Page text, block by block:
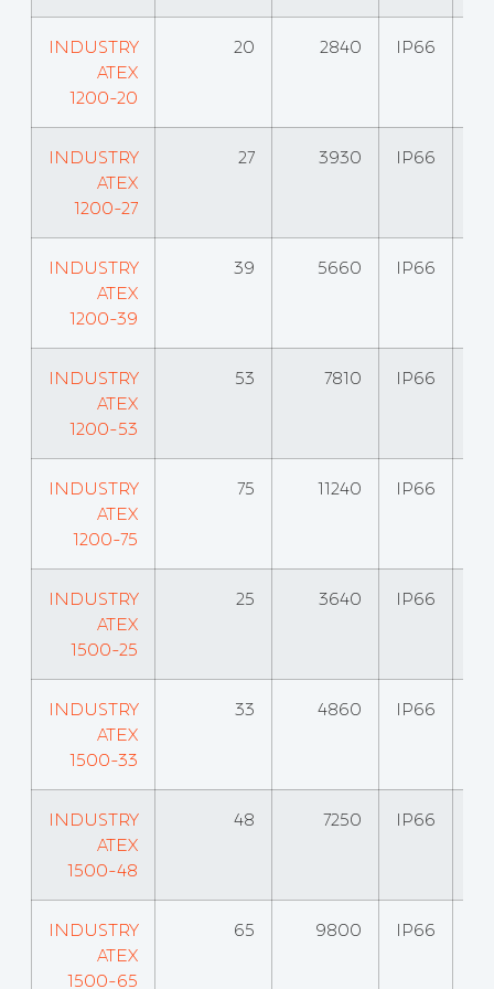
INDUSTRY
ATEX
1200-20
20 2840 IP66
INDUSTRY
ATEX
1200-27
27 3930 IP66
INDUSTRY
ATEX
1200-39
39 5660 IP66
INDUSTRY
ATEX
1200-53
53 7810 IP66
INDUSTRY
ATEX
1200-75
75 11240 IP66
INDUSTRY
ATEX
1500-25
25 3640 IP66
INDUSTRY
ATEX
1500-33
33 4860 IP66
INDUSTRY
ATEX
1500-48
48 7250 IP66
INDUSTRY
ATEX
1500-65
65 9800 IP66